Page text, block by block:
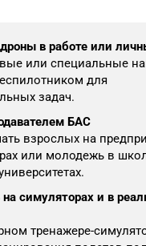
в работе или
или специальные
для
задач.
БАС
взрослых на
или молодежь в
на симуляторах и в
тренажере-